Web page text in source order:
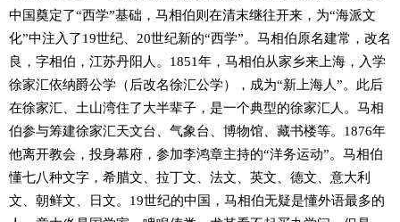
中国奠定了“西学”基础，马相伯则在清末继往开来，为“海派文
化”中注入了19世纪、20世纪新的“西学”。马相伯原名建常，改名
良，字相伯，江苏丹阳人。1851年，马相伯从家乡来上海，入学
徐家汇依纳爵公学（后改名徐汇公学），成为“新上海人”。此后
在徐家汇、土山湾住了大半辈子，是一个典型的徐家汇人。马相
伯参与筹建徐家汇天文台、气象台、博物馆、藏书楼等。1876年
他离开教会，投身幕府，参加李鸿章主持的“洋务运动”。马相伯
懂七八种文字，希腊文、拉丁文、法文、英文、德文、意大利
文、朝鲜文、日文。19世纪的中国，马相伯无疑是懂外语最多的